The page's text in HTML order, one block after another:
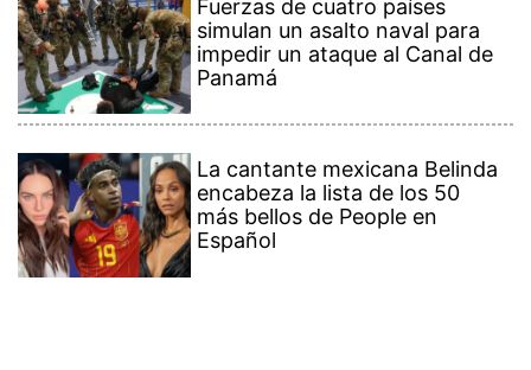
Fuerzas de cuatro países
simulan un asalto naval para
impedir un ataque al Canal de
Panamá
La cantante mexicana Belinda
encabeza la lista de los 50
más bellos de People en
Español